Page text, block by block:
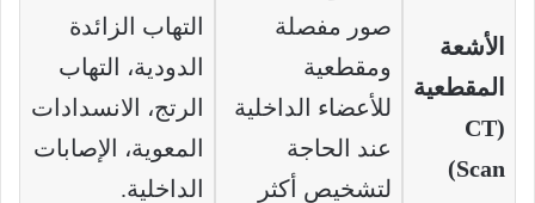
الأشعة
المقطعية
(CT
Scan)
صور مفصلة
ومقطعية
للأعضاء الداخلية
عند الحاجة
لتشخيص أكثر
التهاب الزائدة
الدودية، التهاب
الرتج، الانسدادات
المعوية، الإصابات
الداخلية.